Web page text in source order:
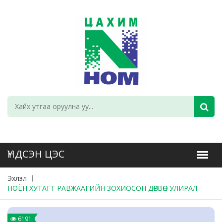
Эхлэл
НОЁН ХУТАГТ РАВЖААГИЙН ЗОХИОСОН ДӨРВӨН УЛИРАЛ
6191